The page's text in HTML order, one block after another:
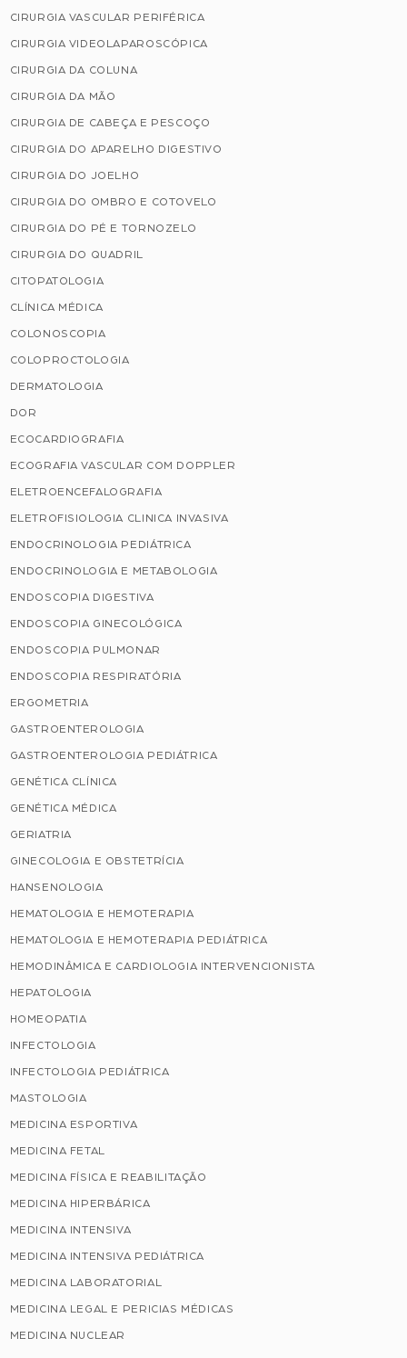
CIRURGIA VASCULAR PERIFÉRICA
CIRURGIA VIDEOLAPAROSCÓPICA
CIRURGIA DA COLUNA
CIRURGIA DA MÃO
CIRURGIA DE CABEÇA E PESCOÇO
CIRURGIA DO APARELHO DIGESTIVO
CIRURGIA DO JOELHO
CIRURGIA DO OMBRO E COTOVELO
CIRURGIA DO PÉ E TORNOZELO
CIRURGIA DO QUADRIL
CITOPATOLOGIA
CLÍNICA MÉDICA
COLONOSCOPIA
COLOPROCTOLOGIA
DERMATOLOGIA
DOR
ECOCARDIOGRAFIA
ECOGRAFIA VASCULAR COM DOPPLER
ELETROENCEFALOGRAFIA
ELETROFISIOLOGIA CLINICA INVASIVA
ENDOCRINOLOGIA PEDIÁTRICA
ENDOCRINOLOGIA E METABOLOGIA
ENDOSCOPIA DIGESTIVA
ENDOSCOPIA GINECOLÓGICA
ENDOSCOPIA PULMONAR
ENDOSCOPIA RESPIRATÓRIA
ERGOMETRIA
GASTROENTEROLOGIA
GASTROENTEROLOGIA PEDIÁTRICA
GENÉTICA CLÍNICA
GENÉTICA MÉDICA
GERIATRIA
GINECOLOGIA E OBSTETRÍCIA
HANSENOLOGIA
HEMATOLOGIA E HEMOTERAPIA
HEMATOLOGIA E HEMOTERAPIA PEDIÁTRICA
HEMODINÂMICA E CARDIOLOGIA INTERVENCIONISTA
HEPATOLOGIA
HOMEOPATIA
INFECTOLOGIA
INFECTOLOGIA PEDIÁTRICA
MASTOLOGIA
MEDICINA ESPORTIVA
MEDICINA FETAL
MEDICINA FÍSICA E REABILITAÇÃO
MEDICINA HIPERBÁRICA
MEDICINA INTENSIVA
MEDICINA INTENSIVA PEDIÁTRICA
MEDICINA LABORATORIAL
MEDICINA LEGAL E PERICIAS MÉDICAS
MEDICINA NUCLEAR